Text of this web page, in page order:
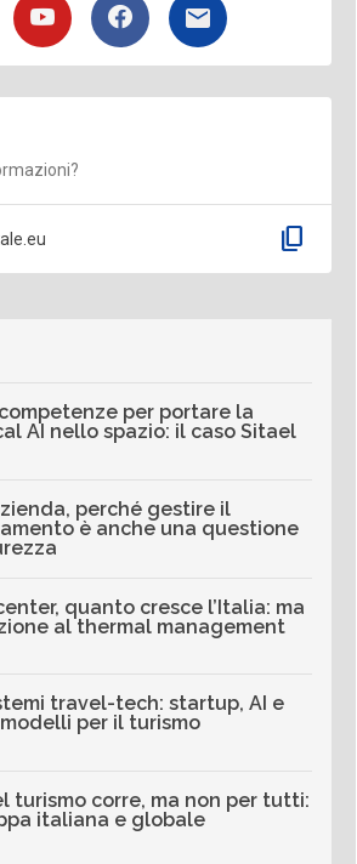
content_copy
per portare la
AI nello spazio: il caso Sitael
perché gestire il
è anche una questione
quanto cresce l’Italia: ma
al thermal management
travel-tech: startup, AI e
per il turismo
turismo corre, ma non per tutti:
italiana e globale